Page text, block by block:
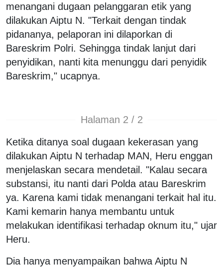
menangani dugaan pelanggaran etik yang
dilakukan Aiptu N. "Terkait dengan tindak
pidananya, pelaporan ini dilaporkan di
Bareskrim Polri. Sehingga tindak lanjut dari
penyidikan, nanti kita menunggu dari penyidik
Bareskrim," ucapnya.
Halaman 2 / 2
Ketika ditanya soal dugaan kekerasan yang
dilakukan Aiptu N terhadap MAN, Heru enggan
menjelaskan secara mendetail. "Kalau secara
substansi, itu nanti dari Polda atau Bareskrim
ya. Karena kami tidak menangani terkait hal itu.
Kami kemarin hanya membantu untuk
melakukan identifikasi terhadap oknum itu," ujar
Heru.
Dia hanya menyampaikan bahwa Aiptu N